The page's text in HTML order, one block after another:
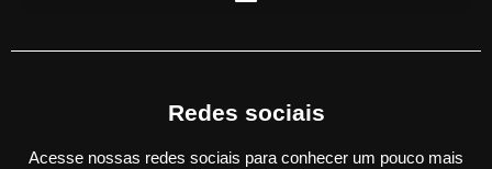
Redes sociais
Acesse nossas redes sociais para conhecer um pouco mais